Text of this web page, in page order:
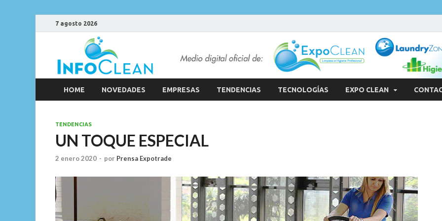
7 agosto 2026
HOME NOVEDADES EMPRESAS TENDENCIAS TECNOLOGÍAS EXPO CLEAN
TENDENCIAS
UN TOQUE ESPECIAL
2 enero 2020 - por Prensa Expotrade